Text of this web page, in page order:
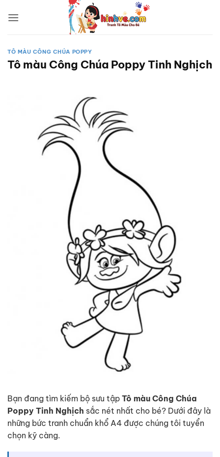
qua
TÔ MÀU CÔNG CHÚA POPPY
Tô màu Công Chúa Poppy Tinh Nghịch
Bạn đang tìm kiếm bộ sưu tập Tô màu Công Chúa
Poppy Tinh Nghịch sắc nét nhất cho bé? Dưới đây là
những bức tranh chuẩn khổ A4 được chúng tôi tuyển
chọn kỹ càng.